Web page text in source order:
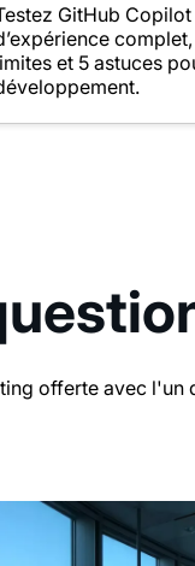
GitHub
et 5 astuces
offerte avec l'un